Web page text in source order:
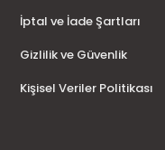
İptal ve İade Şartları
Gizlilik ve Güvenlik
Kişisel Veriler Politikası